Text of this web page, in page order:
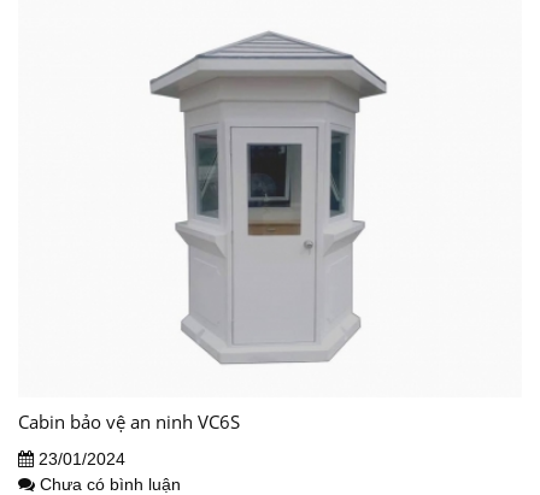
Cabin bảo vệ an ninh VC6S
23/01/2024
Chưa có bình luận